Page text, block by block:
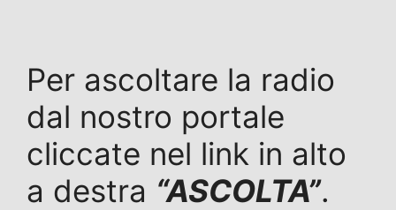
Per ascoltare la radio
dal nostro portale
cliccate nel link in alto
a destra “ASCOLTA”.